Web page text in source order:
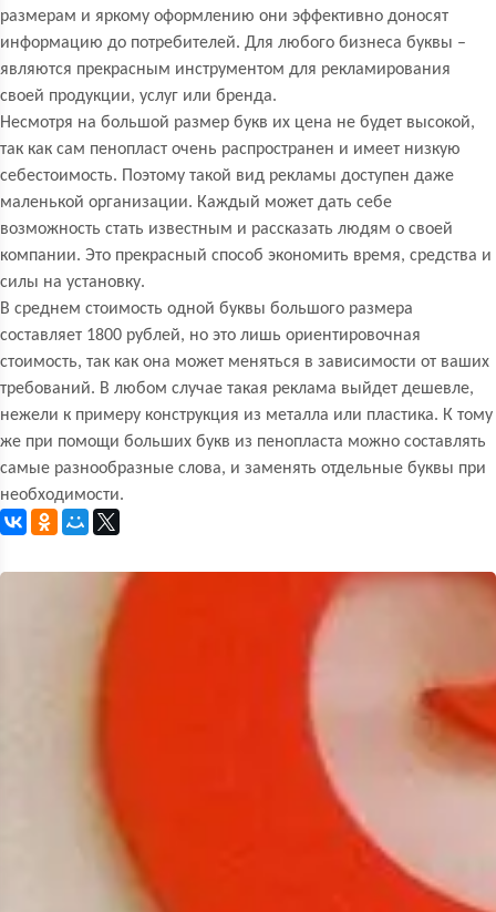
размерам и яркому оформлению они эффективно доносят
информацию до потребителей. Для любого бизнеса буквы –
являются прекрасным инструментом для рекламирования
своей продукции, услуг или бренда.
Несмотря на большой размер букв их цена не будет высокой,
так как сам пенопласт очень распространен и имеет низкую
себестоимость. Поэтому такой вид рекламы доступен даже
маленькой организации. Каждый может дать себе
возможность стать известным и рассказать людям о своей
компании. Это прекрасный способ экономить время, средства и
силы на установку.
В среднем стоимость одной буквы большого размера
составляет 1800 рублей, но это лишь ориентировочная
стоимость, так как она может меняться в зависимости от ваших
требований. В любом случае такая реклама выйдет дешевле,
нежели к примеру конструкция из металла или пластика. К тому
же при помощи больших букв из пенопласта можно составлять
самые разнообразные слова, и заменять отдельные буквы при
необходимости.